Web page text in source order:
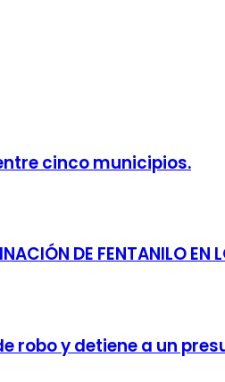
cinco municipios.
DE FENTANILO EN
robo y detiene a un